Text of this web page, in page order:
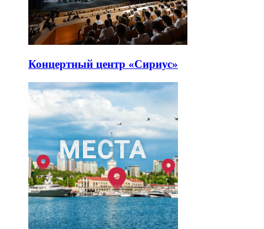
Концертный центр «Сириус»